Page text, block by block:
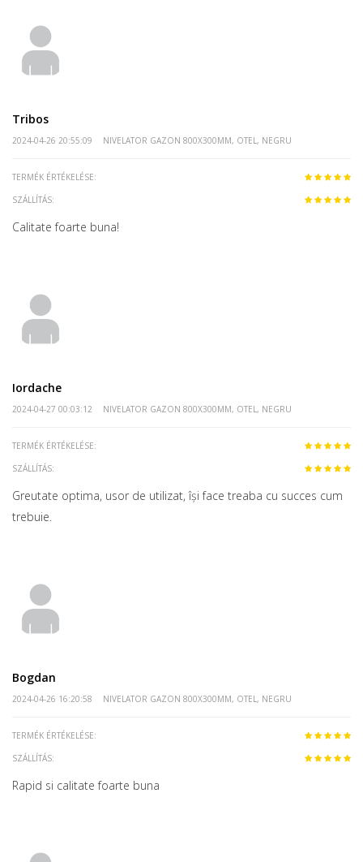
Tribos
2024-04-26 20:55:09 NIVELATOR GAZON 800X300MM, OTEL, NEGRU
TERMÉK ÉRTÉKELÉSE:
SZÁLLÍTÁS:
Calitate foarte buna!
Iordache
2024-04-27 00:03:12 NIVELATOR GAZON 800X300MM, OTEL, NEGRU
TERMÉK ÉRTÉKELÉSE:
SZÁLLÍTÁS:
Greutate optima, usor de utilizat, își face treaba cu succes cum
trebuie.
Bogdan
2024-04-26 16:20:58 NIVELATOR GAZON 800X300MM, OTEL, NEGRU
TERMÉK ÉRTÉKELÉSE:
SZÁLLÍTÁS:
Rapid si calitate foarte buna